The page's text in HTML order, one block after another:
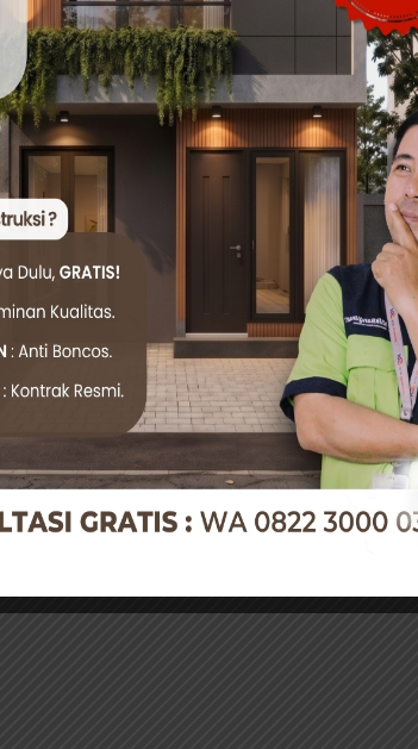
modal.
sebelum pembangunan dimulai.
Workshop
komersial atau industri ringan, Klik